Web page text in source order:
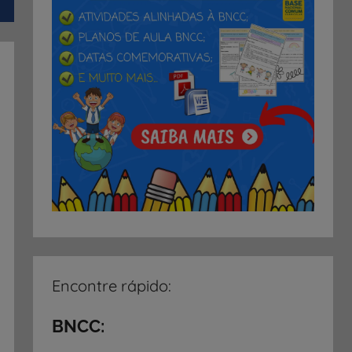
Encontre rápido:
BNCC: